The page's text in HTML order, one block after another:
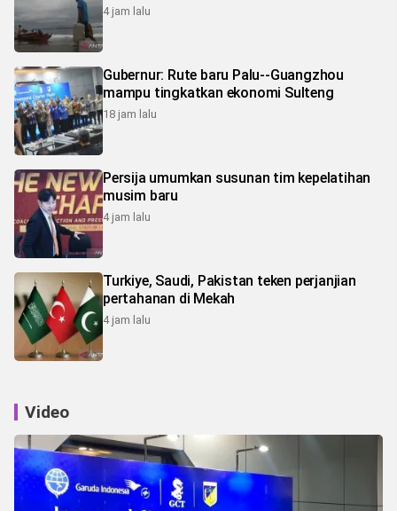
4 jam lalu
Gubernur: Rute baru Palu--Guangzhou
mampu tingkatkan ekonomi Sulteng
18 jam lalu
Persija umumkan susunan tim kepelatihan
musim baru
4 jam lalu
Turkiye, Saudi, Pakistan teken perjanjian
pertahanan di Mekah
4 jam lalu
Video